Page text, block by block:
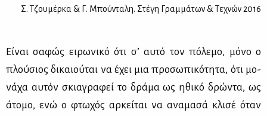
Σ. Τζουμέρκα & Γ. Μπούνταλη. Στέγη Γραμμάτων & Τεχνών 2016
Εί­ναι σα­φώς ει­ρω­νι­κό ότι σ’ αυ­τό τον πό­λε­μο, μό­νο ο
πλού­σιος δι­καιού­ται να έχει μια προ­σω­πι­κό­τη­τα, ότι μο­
νά­χα αυ­τόν σκια­γρα­φεί το δρά­μα ως ηθι­κό δρώ­ντα, ως
άτο­μο, ενώ ο φτω­χός αρ­κεί­ται να ανα­μα­σά κλι­σέ όταν